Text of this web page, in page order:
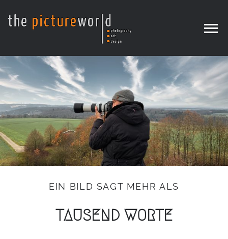
Inhalt
EIN BILD SAGT MEHR ALS
TAUSEND WORTE